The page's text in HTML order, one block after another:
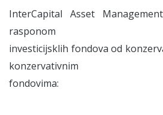
InterCapital Asset
rasponom
investicijsklih fondova od
konzervativnim
fondovima: